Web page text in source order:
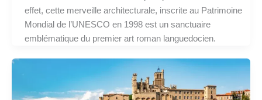
effet, cette merveille architecturale, inscrite au Patrimoine
Mondial de l’UNESCO en 1998 est un sanctuaire
emblématique du premier art roman languedocien.